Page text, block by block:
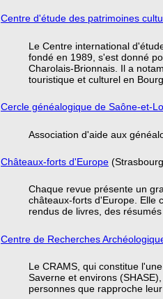
Centre d'étude des patrimoines
Le Centre international
fondé en 1989, s'est donné
Charolais-Brionnais. Il a
touristique et culturel en
Cercle généalogique de Saône-et-
Association d'aide aux
Châteaux-forts d'Europe
Chaque revue présente un
châteaux-forts d'Europe. Elle
rendus de livres, des
Centre de Recherches
Le CRAMS, qui constitue
Saverne et environs
personnes que rapproche